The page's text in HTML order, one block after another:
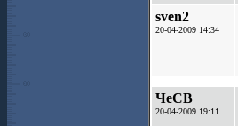
sven2
20-04-2009 14:34
ЧеСВ
20-04-2009 19:11